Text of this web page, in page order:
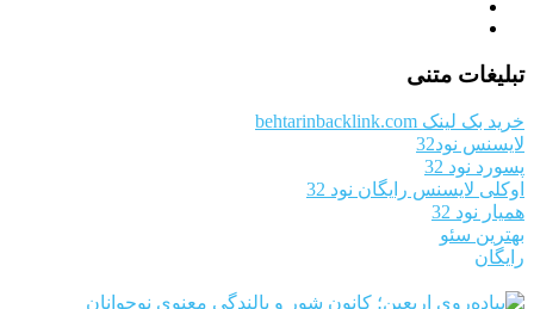
تبلیغات متنی
خرید بک لینک behtarinbacklink.com
لایسنس نود32
پسورد نود 32
اوکلی لایسنس رایگان نود 32
همیار نود 32
بهترین سئو
رایگان